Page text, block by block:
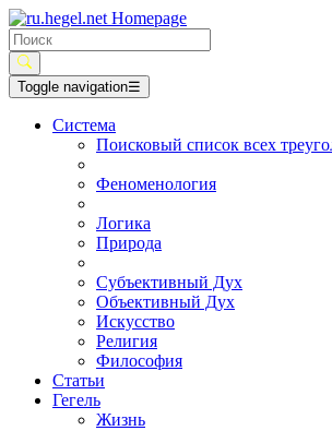
Toggle navigation☰
Система
Поисковый список всех
Феноменология
Логика
Природа
Субъективный Дух
Объективный Дух
Искусство
Религия
Философия
Статьи
Гегель
Жизнь